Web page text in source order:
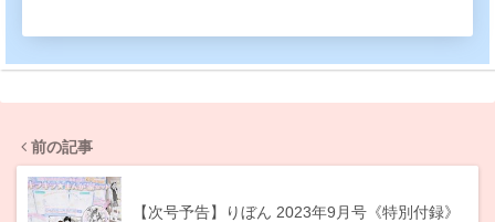
前の記事
【次号予告】りぼん 2023年9月号《特別付録》